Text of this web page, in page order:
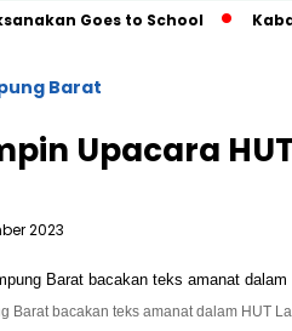
Goes to School
Barat
Upacara
2023
Barat bacakan teks amanat dalam HUT